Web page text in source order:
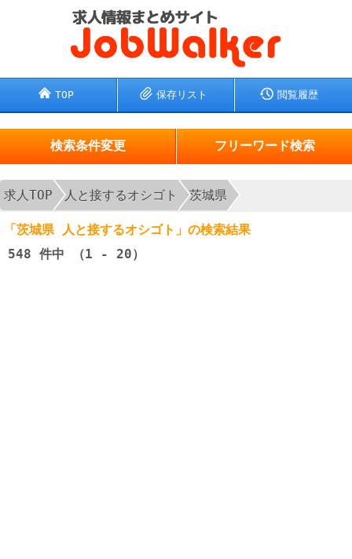
TOP 保存リスト 閲覧履歴
検索条件変更 フリーワード検索
求人TOP 人と接するオシゴト 茨城県
「茨城県 人と接するオシゴト」の検索結果
548 件中 （1 - 20）